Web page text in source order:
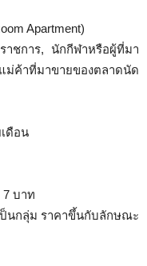
Apartment)
ชการ, นักกีฬาหรือผู้ที่มา
ม่ค้าที่มาขายของตลาดนัด
ดือน
7 บาท
นกลุ่ม ราคาขึ้นกับลักษณะ